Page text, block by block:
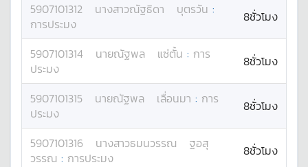
5907101312 นางสาวณัฐธิดา บุตรวัน :
การประมง
8ชั่วโมง
5907101314 นายณัฐพล แซ่ตั้น : การ
ประมง
8ชั่วโมง
5907101315 นายณัฐพล เลื่อนมา : การ
ประมง
8ชั่วโมง
5907101316 นางสาวธมนวรรณ
ฐอสุ
วรรณ : การประมง 8ชั่วโมง